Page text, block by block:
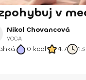
v
Nikol Chovancová
YOGA
0 kcal 4.7